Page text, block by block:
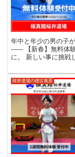
年中と年少の男の子
------ 【新春】無料体
に。 新しい事に挑戦
桜井道場の稽古風景